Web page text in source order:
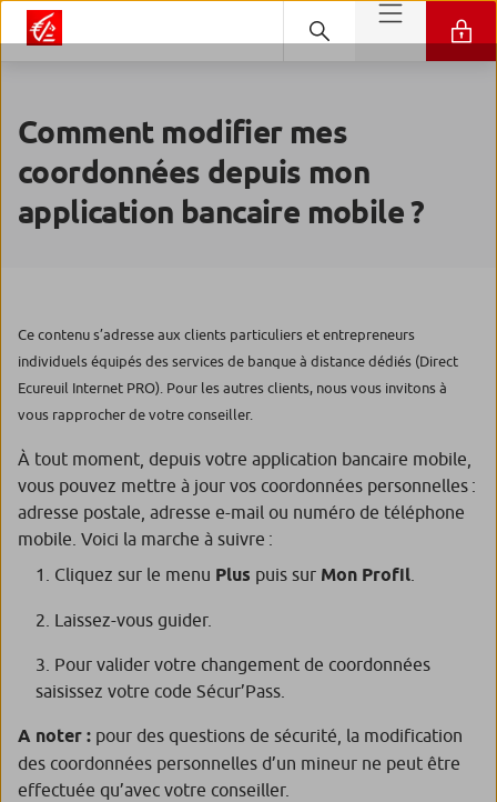
Comment modifier mes
coordonnées depuis mon
application bancaire mobile ?
Ce contenu s’adresse aux clients particuliers et entrepreneurs
individuels équipés des services de banque à distance dédiés (Direct
Ecureuil Internet PRO). Pour les autres clients, nous vous invitons à
vous rapprocher de votre conseiller.
À tout moment, depuis votre application bancaire mobile,
vous pouvez mettre à jour vos coordonnées personnelles :
adresse postale, adresse e-mail ou numéro de téléphone
mobile. Voici la marche à suivre :
Cliquez sur le menu Plus puis sur Mon Profil
Laissez-vous guider.
Pour valider votre changement de coordonnées
saisissez votre code Sécur’Pass.
A noter : pour des questions de sécurité, la modification
des coordonnées personnelles d’un mineur ne peut être
effectuée qu’avec votre conseiller.